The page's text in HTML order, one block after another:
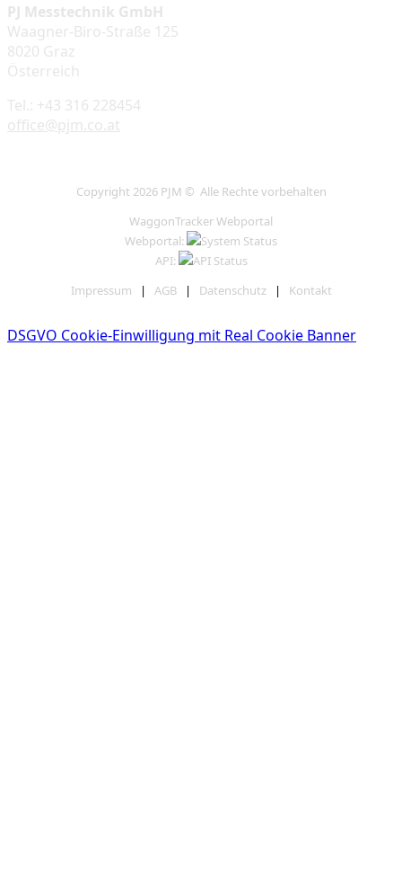
PJ Messtechnik GmbH
Waagner-Biro-Straße 125
8020 Graz
Österreich
Tel.: +43 316 228454
office@pjm.co.at
Copyright 2026 PJM © Alle Rechte vorbehalten
WaggonTracker Webportal
Webportal:
API:
Impressum | AGB| Datenschutz| Kontakt
DSGVO Cookie-Einwilligung mit Real Cookie Banner